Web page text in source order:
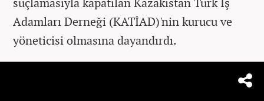
Adamları Derneği (KATİAD)'nin kurucu ve
yöneticisi olmasına dayandırdı.